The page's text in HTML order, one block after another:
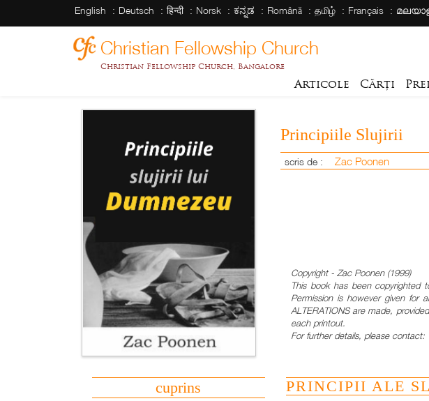
English Deutsch हिन्दी Norsk ಕನ್ನಡ Română தமிழ் Français
Christian Fellowship Church
Christian Fellowship Church, Bangalore
Articole Cărți
Principiile Slujirii
scris de : Zac Poonen
Copyright - Zac Poonen (1999)
This book has been copyrighted
Permission is however given for
ALTERATIONS are made,
each printout.
For further details, please contact:
cuprins
PRINCIPII ALE